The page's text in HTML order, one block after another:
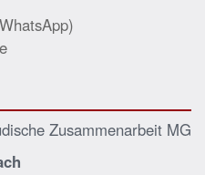
Zusammenarbeit MG